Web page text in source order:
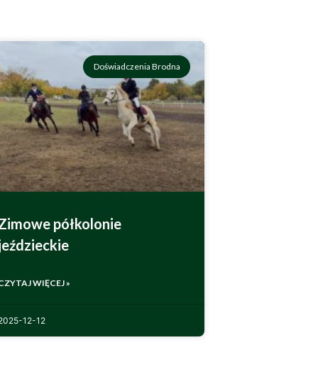
Doświadczenia Brodna
półkolonie
WIĘCEJ »
12-12